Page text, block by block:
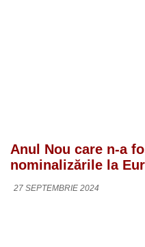
Anul Nou care n-a
nominalizările la
27 SEPTEMBRIE 2024